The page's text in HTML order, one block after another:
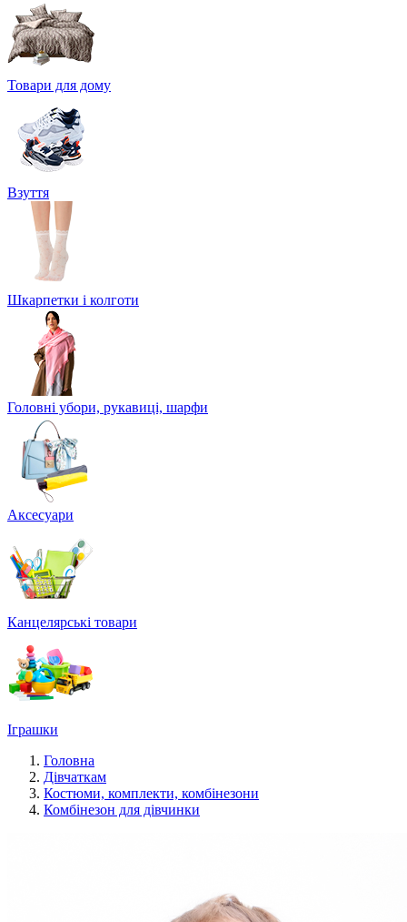
Товари для дому
Взуття
Шкарпетки і колготи
Головні убори, рукавиці, шарфи
Аксесуари
Канцелярські товари
Іграшки
Головна
Дівчаткам
Костюми, комплекти, комбінезони
Комбінезон для дівчинки